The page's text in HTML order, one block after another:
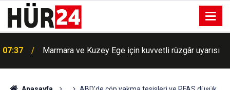
07:18
aktaran görevli ifşa oldu